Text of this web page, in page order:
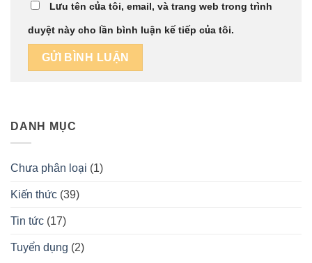
Lưu tên của tôi, email, và trang web trong trình
duyệt này cho lần bình luận kế tiếp của tôi.
DANH MỤC
Chưa phân loại (1)
Kiến thức (39)
Tin tức (17)
Tuyển dụng (2)